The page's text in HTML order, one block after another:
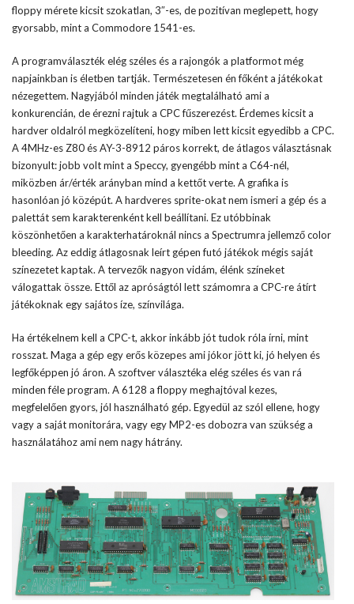
floppy mérete kicsit szokatlan, 3″-es, de pozitívan meglepett, hogy
gyorsabb, mint a Commodore 1541-es.
A programválaszték elég széles és a rajongók a platformot még
napjainkban is életben tartják. Természetesen én főként a játékokat
nézegettem. Nagyjából minden játék megtalálható ami a
konkurencián, de érezni rajtuk a CPC fűszerezést. Érdemes kicsit a
hardver oldalról megközelíteni, hogy miben lett kicsit egyedibb a CPC.
A 4MHz-es Z80 és AY-3-8912 páros korrekt, de átlagos választásnak
bizonyult: jobb volt mint a Speccy, gyengébb mint a C64-nél,
miközben ár/érték arányban mind a kettőt verte. A grafika is
hasonlóan jó középút. A hardveres sprite-okat nem ismeri a gép és a
palettát sem karakterenként kell beállítani. Ez utóbbinak
köszönhetően a karakterhatároknál nincs a Spectrumra jellemző color
bleeding. Az eddig átlagosnak leírt gépen futó játékok mégis saját
színezetet kaptak. A tervezők nagyon vidám, élénk színeket
válogattak össze. Ettől az apróságtól lett számomra a CPC-re átírt
játékoknak egy sajátos íze, színvilága.
Ha értékelnem kell a CPC-t, akkor inkább jót tudok róla írni, mint
rosszat. Maga a gép egy erős közepes ami jókor jött ki, jó helyen és
legfőképpen jó áron. A szoftver választéka elég széles és van rá
minden féle program. A 6128 a floppy meghajtóval kezes,
megfelelően gyors, jól használható gép. Egyedül az szól ellene, hogy
vagy a saját monitorára, vagy egy MP2-es dobozra van szükség a
használatához ami nem nagy hátrány.